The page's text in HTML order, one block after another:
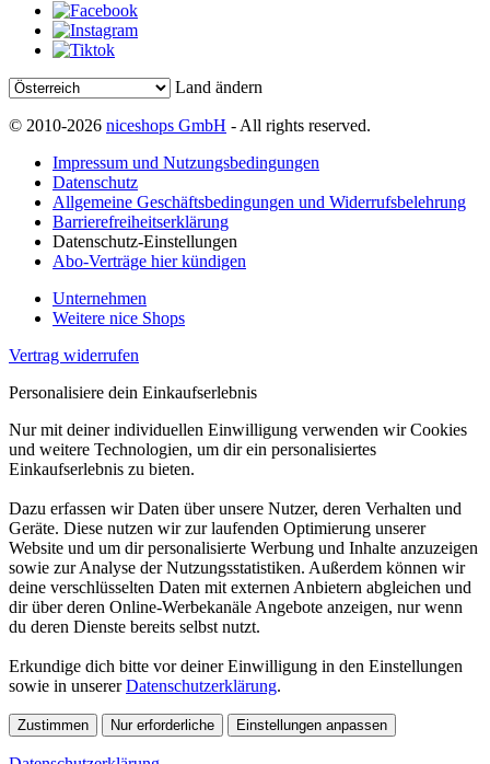
Land ändern
© 2010-2026 niceshops GmbH - All rights reserved.
Impressum und Nutzungsbedingungen
Datenschutz
Allgemeine Geschäftsbedingungen und Widerrufsbelehrung
Barrierefreiheitserklärung
Datenschutz-Einstellungen
Abo-Verträge hier kündigen
Unternehmen
Weitere nice Shops
Vertrag widerrufen
Personalisiere dein Einkaufserlebnis
Nur mit deiner individuellen Einwilligung verwenden wir Cookies
und weitere Technologien, um dir ein personalisiertes
Einkaufserlebnis zu bieten.
Dazu erfassen wir Daten über unsere Nutzer, deren Verhalten und
Geräte. Diese nutzen wir zur laufenden Optimierung unserer
Website und um dir personalisierte Werbung und Inhalte anzuzeigen
sowie zur Analyse der Nutzungsstatistiken. Außerdem können wir
deine verschlüsselten Daten mit externen Anbietern abgleichen und
dir über deren Online-Werbekanäle Angebote anzeigen, nur wenn
du deren Dienste bereits selbst nutzt.
Erkundige dich bitte vor deiner Einwilligung in den Einstellungen
sowie in unsererDatenschutzerklärung.
Zustimmen Nur erforderliche Einstellungen anpassen